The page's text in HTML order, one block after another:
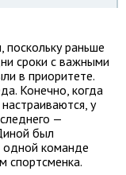
раньше
сроки с важными
в приоритете.
Конечно, когда
у
—
был
команде
спортсменка.